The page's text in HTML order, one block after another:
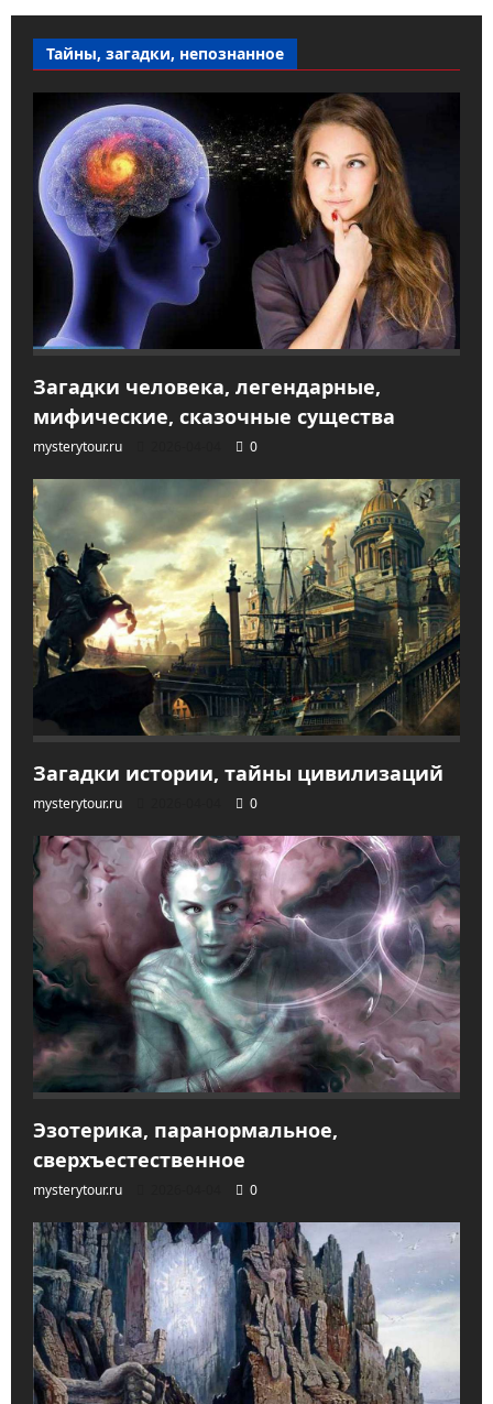
Тайны, загадки, непознанное
Загадки человека, легендарные,
мифические, сказочные существа
mysterytour.ru 0
Загадки истории, тайны цивилизаций
mysterytour.ru 0
Эзотерика, паранормальное,
сверхъестественное
mysterytour.ru 0